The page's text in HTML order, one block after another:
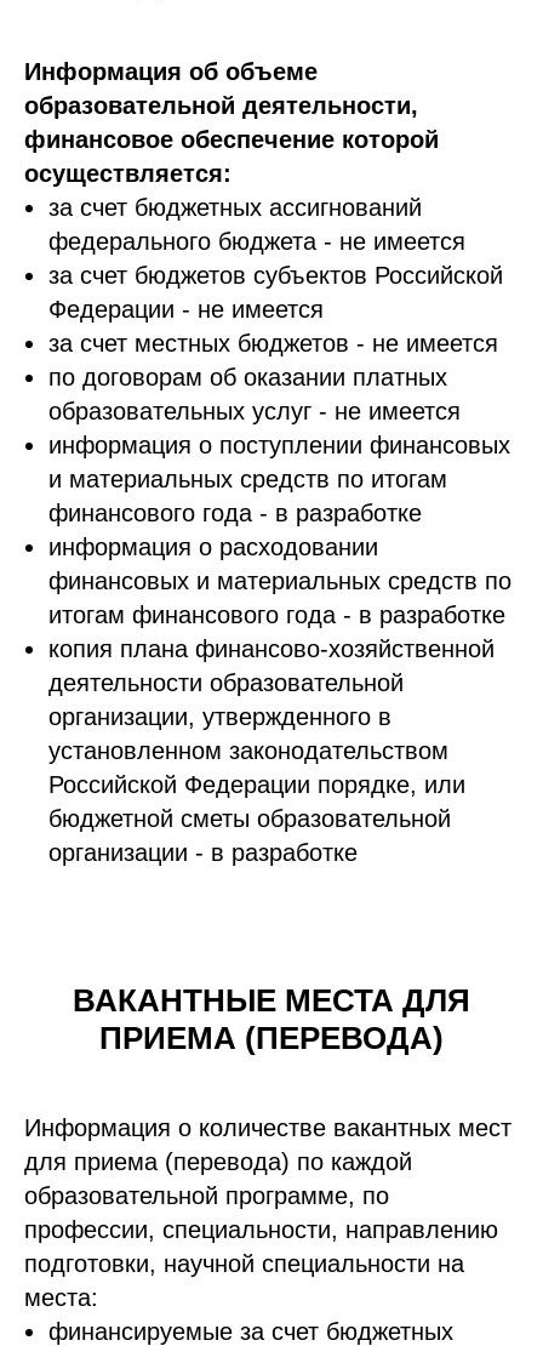
Информация об объеме
образовательной деятельности,
финансовое обеспечение которой
осуществляется:
за счет бюджетных ассигнований
федерального бюджета - не имеется
за счет бюджетов субъектов Российской
Федерации - не имеется
за счет местных бюджетов - не имеется
по договорам об оказании платных
образовательных услуг - не имеется
информация о поступлении финансовых
и материальных средств по итогам
финансового года - в разработке
информация о расходовании
финансовых и материальных средств по
итогам финансового года - в разработке
копия плана финансово-хозяйственной
деятельности образовательной
организации, утвержденного в
установленном законодательством
Российской Федерации порядке, или
бюджетной сметы образовательной
организации - в разработке
ВАКАНТНЫЕ МЕСТА ДЛЯ
ПРИЕМА (ПЕРЕВОДА)
Информация о количестве вакантных мест
для приема (перевода) по каждой
образовательной программе, по
профессии, специальности, направлению
подготовки, научной специальности на
места:
финансируемые за счет бюджетных